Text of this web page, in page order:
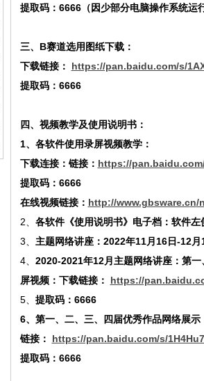
提取码： 6666（因少部分电脑操作系统运
三、 B赛道选用图纸下载：
下载链接：
https://pan.baidu.com/s/
提取码： 6666
四、视频教学及使用说明书：
1、各软件使用录屏视频教学：
下载连接：链接： https://
提取码： 6666
在线视频链接： http://www.gbsware.cn/
2、 各软件《使用说明书》电子档：软件左
3、 主题网络讲座： 2022年11月 16日-12月
4、 2020-2021年12月主题网络讲座：第
屏视频：下载链接：
https://
5、 提取码： 6666
6、第一、二、三、四届优秀作品网络展示
链接：
https://pan.baidu.com/s/
提取码： 6666